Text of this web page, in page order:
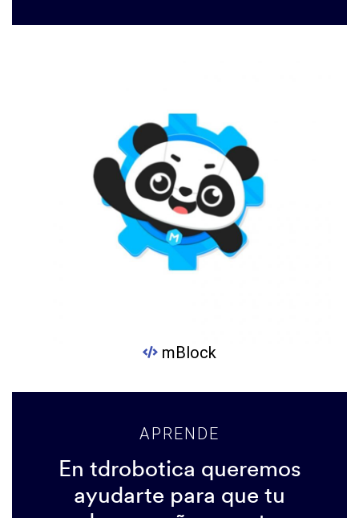
mBlock
APRENDE
En tdrobotica queremos
ayudarte para que tu